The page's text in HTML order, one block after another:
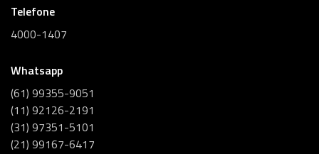
Telefone
4000-1407
Whatsapp
(61) 99355-9051
(11) 92126-2191
(31) 97351-5101
(21) 99167-6417